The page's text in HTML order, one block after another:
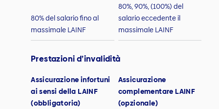
80% del salario fino al
massimale LAINF
80%, 90%, (100%) del
salario eccedente il
massimale LAINF
Prestazioni d’invalidità
Assicurazione infortuni
ai sensi della LAINF
(obbligatoria)
Assicurazione
complementare LAINF
(opzionale)